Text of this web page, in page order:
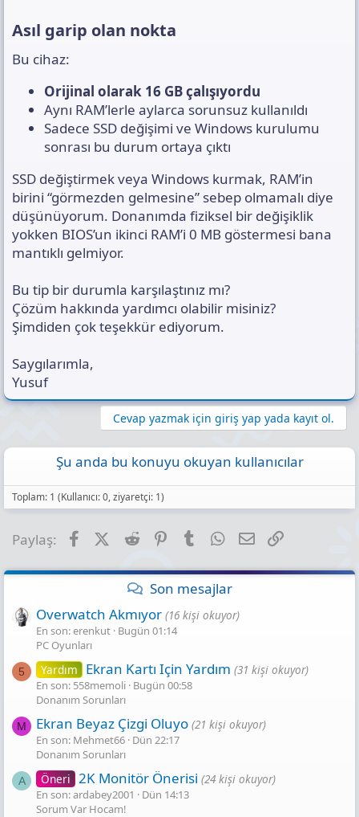
Asıl garip olan nokta​
Bu cihaz:
Orijinal olarak 16 GB çalışıyordu
Aynı RAM’lerle aylarca sorunsuz kullanıldı
Sadece SSD değişimi ve Windows kurulumu
sonrası bu durum ortaya çıktı
SSD değiştirmek veya Windows kurmak, RAM’in
birini “görmezden gelmesine” sebep olmamalı diye
düşünüyorum. Donanımda fiziksel bir değişiklik
yokken BIOS’un ikinci RAM’i 0 MB göstermesi bana
mantıklı gelmiyor.
Bu tip bir durumla karşılaştınız mı?
Çözüm hakkında yardımcı olabilir misiniz?
Şimdiden çok teşekkür ediyorum.
Saygılarımla,
Yusuf
Cevap yazmak için giriş yap yada kayıt ol.
Şu anda bu konuyu okuyan kullanıcılar
Toplam: 1 (Kullanıcı: 0, ziyaretçi: 1)
Paylaş: FacebookX (Twitter)
Reddit PinterestTumblr WhatsApp
E-posta
Son mesajlar
Overwatch Akmıyor (16 kişi okuyor)
En son: erenkut Bugün 01:14
PC Oyunları
5 Yardım Ekran Kartı Için Yardım (31 kişi okuyor)
En son: 558memoli Bugün 00:58
Donanım Sorunları
M Ekran Beyaz Çizgi Oluyo (21 kişi okuyor)
En son: Mehmet66 Dün 22:17
Donanım Sorunları
A Öneri 2K Monitör Önerisi (24 kişi okuyor)
En son: ardabey2001
Dün 14:13
Sorum Var Hocam!